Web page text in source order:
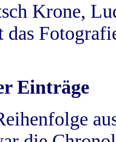
Krone,
Einträge